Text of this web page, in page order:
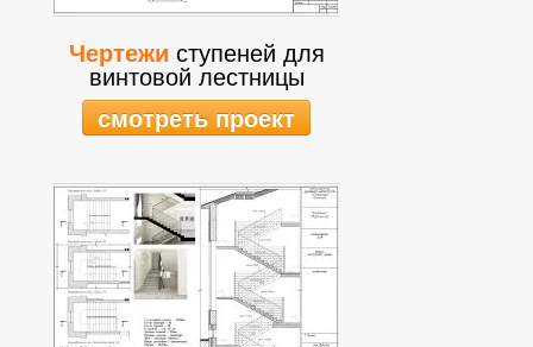
Чертежи ступеней для
винтовой лестницы
смотреть проект